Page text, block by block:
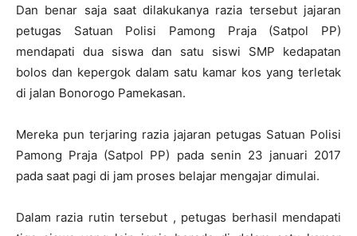
Dan benar saja saat dilakukanya razia tersebut jajaran
petugas Satuan Polisi Pamong Praja (Satpol PP)
mendapati dua siswa dan satu siswi SMP kedapatan
bolos dan kepergok dalam satu kamar kos yang terletak
di jalan Bonorogo Pamekasan.
Mereka pun terjaring razia jajaran petugas Satuan Polisi
Pamong Praja (Satpol PP) pada senin 23 januari 2017
pada saat pagi di jam proses belajar mengajar dimulai.
Dalam razia rutin tersebut , petugas berhasil mendapati